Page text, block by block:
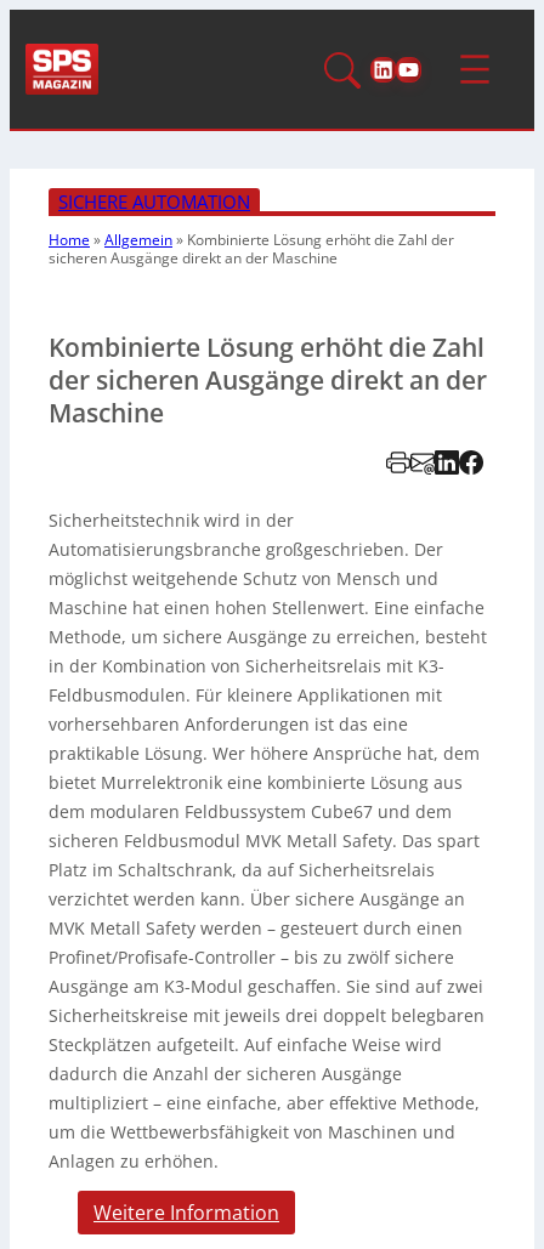
LinkedIn
YouTube
SICHERE AUTOMATION
Home»Allgemein» Kombinierte Lösung erhöht die Zahl der
sicheren Ausgänge direkt an der Maschine
Kombinierte Lösung erhöht die Zahl
der sicheren Ausgänge direkt an der
Maschine
Sicherheitstechnik wird in der
Automatisierungsbranche großgeschrieben. Der
möglichst weitgehende Schutz von Mensch und
Maschine hat einen hohen Stellenwert. Eine einfache
Methode, um sichere Ausgänge zu erreichen, besteht
in der Kombination von Sicherheitsrelais mit K3-
Feldbusmodulen. Für kleinere Applikationen mit
vorhersehbaren Anforderungen ist das eine
praktikable Lösung. Wer höhere Ansprüche hat, dem
bietet Murrelektronik eine kombinierte Lösung aus
dem modularen Feldbussystem Cube67 und dem
sicheren Feldbusmodul MVK Metall Safety. Das spart
Platz im Schaltschrank, da auf Sicherheitsrelais
verzichtet werden kann. Über sichere Ausgänge an
MVK Metall Safety werden – gesteuert durch einen
Profinet/Profisafe-Controller – bis zu zwölf sichere
Ausgänge am K3-Modul geschaffen. Sie sind auf zwei
Sicherheitskreise mit jeweils drei doppelt belegbaren
Steckplätzen aufgeteilt. Auf einfache Weise wird
dadurch die Anzahl der sicheren Ausgänge
multipliziert – eine einfache, aber effektive Methode,
um die Wettbewerbsfähigkeit von Maschinen und
Anlagen zu erhöhen.
Weitere Information